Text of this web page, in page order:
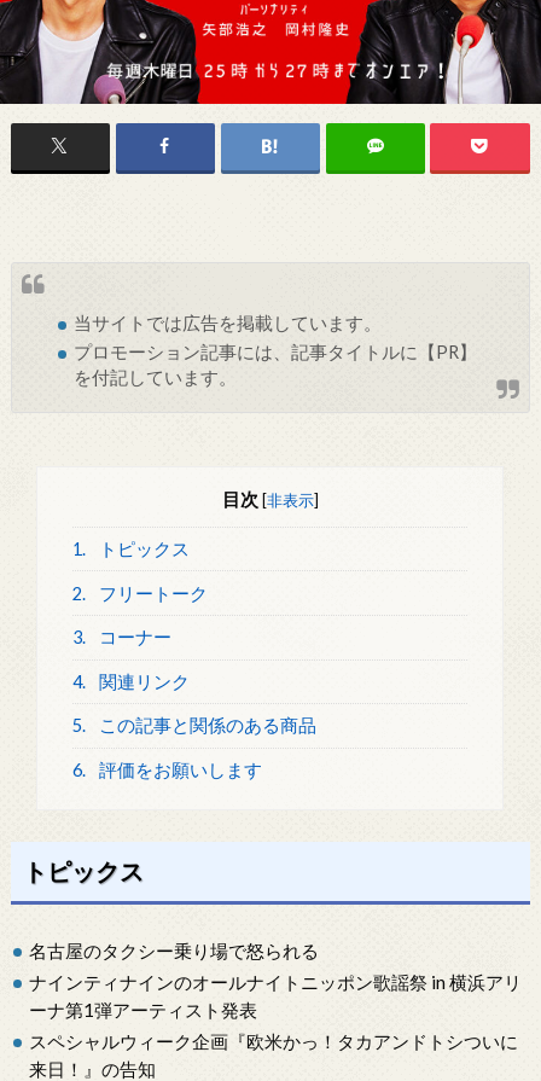
当サイトでは広告を掲載しています。
プロモーション記事には、記事タイトルに【PR】
を付記しています。
目次 [非表示]
1. トピックス
2. フリートーク
3. コーナー
4. 関連リンク
5. この記事と関係のある商品
6. 評価をお願いします
トピックス
名古屋のタクシー乗り場で怒られる
ナインティナインのオールナイトニッポン歌謡祭 in 横浜アリ
ーナ第1弾アーティスト発表
スペシャルウィーク企画『欧米かっ！タカアンドトシついに
来日！』の告知